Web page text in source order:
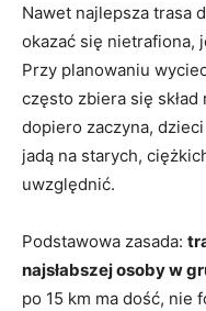
Nawet najlepsza trasa
okazać się nietrafiona,
Przy planowaniu
często zbiera się
dopiero zaczyna,
jadą na starych,
uwzględnić.
Podstawowa zasada:
najsłabszej osoby w
po 15 km ma dość, nie